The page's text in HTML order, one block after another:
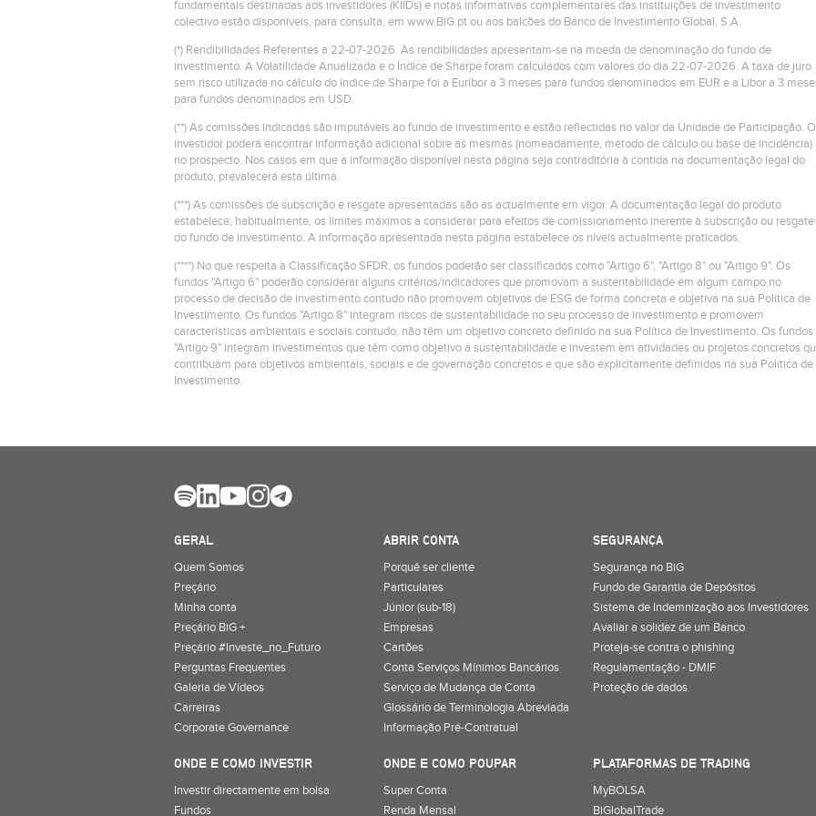
fundamentais destinadas aos investidores (KIIDs) e notas informativas complementares das instituições de investimento
colectivo estão disponíveis, para consulta, em www.BiG.pt ou aos balcões do Banco de Investimento Global, S.A.
(*) Rendibilidades Referentes a 22-07-2026. As rendibilidades apresentam-se na moeda de denominação do fundo de
investimento. A Volatilidade Anualizada e o Índice de Sharpe foram calculados com valores do dia 22-07-2026. A taxa de juro
sem risco utilizada no cálculo do índice de Sharpe foi a Euribor a 3 meses para fundos denominados em EUR e a Libor a 3
para fundos denominados em USD.
(**) As comissões indicadas são imputáveis ao fundo de investimento e estão reflectidas no valor da Unidade de Participação. O
investidor poderá encontrar informação adicional sobre as mesmas (nomeadamente, método de cálculo ou base de incidência)
no prospecto. Nos casos em que a informação disponível nesta página seja contraditória à contida na documentação legal do
produto, prevalecerá esta última.
(***) As comissões de subscrição e resgate apresentadas são as actualmente em vigor. A documentação legal do produto
estabelece, habitualmente, os limites máximos a considerar para efeitos de comissionamento inerente à subscrição ou resgate
do fundo de investimento. A informação apresentada nesta página estabelece os níveis actualmente praticados.
(****) No que respeita à Classificação SFDR, os fundos poderão ser classificados como "Artigo 6", "Artigo 8" ou "Artigo 9". Os
fundos "Artigo 6" poderão considerar alguns critérios/indicadores que promovam a sustentabilidade em algum campo no
processo de decisão de investimento contudo não promovem objetivos de ESG de forma concreta e objetiva na sua Política de
Investimento. Os fundos "Artigo 8" integram riscos de sustentabilidade no seu processo de investimento e promovem
características ambientais e sociais contudo, não têm um objetivo concreto definido na sua Política de Investimento. Os fundos
"Artigo 9" integram investimentos que têm como objetivo a sustentabilidade e investem em atividades ou projetos concretos
contribuam para objetivos ambientais, sociais e de governação concretos e que são explicitamente definidos na sua Política de
Investimento.
GERAL
Quem Somos
Preçário
Minha conta
Preçário BiG +
Preçário #Investe_no_Futuro
Perguntas Frequentes
Galeria de Vídeos
Carreiras
Corporate Governance
ABRIR CONTA
Porquê ser cliente
Particulares
Júnior (sub-18)
Empresas
Cartões
Conta Serviços Mínimos Bancários
Serviço de Mudança de Conta
Glossário de Terminologia Abreviada
Informação Pré-Contratual
SEGURANÇA
Segurança no BiG
Fundo de Garantia de Depósitos
Sistema de Indemnização aos Investidores
Avaliar a solidez de um Banco
Proteja-se contra o phishing
Regulamentação - DMIF
Proteção de dados
ONDE E COMO INVESTIR
Investir directamente em bolsa
Fundos
ONDE E COMO POUPAR
Super Conta
Renda Mensal
PLATAFORMAS DE TRADING
MyBOLSA
BiGlobalTrade